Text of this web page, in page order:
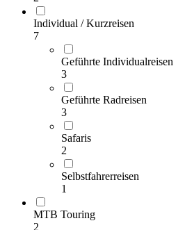
Individual / Kurzreisen
7
Geführte Individualreisen
3
Geführte Radreisen
3
Safaris
2
Selbstfahrerreisen
1
MTB Touring
2